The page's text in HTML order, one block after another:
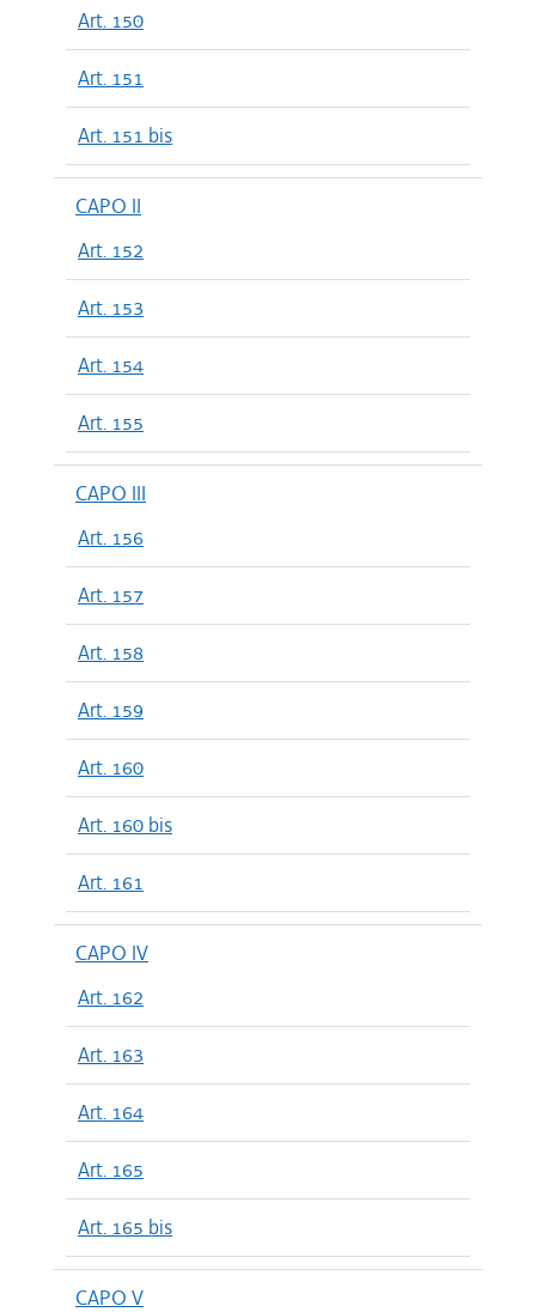
Art. 150
Art. 151
Art. 151 bis
CAPO II
Art. 152
Art. 153
Art. 154
Art. 155
CAPO III
Art. 156
Art. 157
Art. 158
Art. 159
Art. 160
Art. 160 bis
Art. 161
CAPO IV
Art. 162
Art. 163
Art. 164
Art. 165
Art. 165 bis
CAPO V